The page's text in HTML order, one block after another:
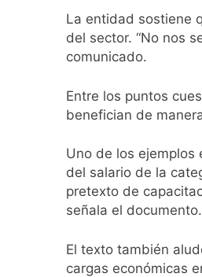
La entidad sostiene
del sector. “No nos
comunicado.
Entre los puntos
benefician de
Uno de los ejemplos
del salario de la
pretexto de
señala el documento.
El texto también
cargas económicas